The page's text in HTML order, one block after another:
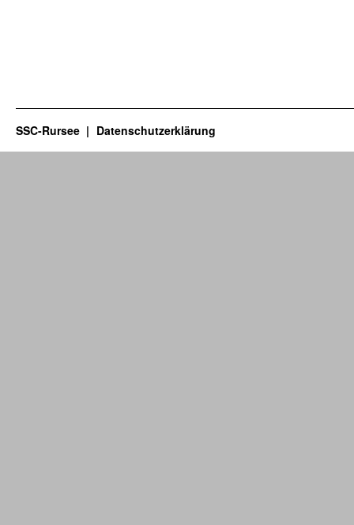
SSC-Rursee Datenschutzerklärung